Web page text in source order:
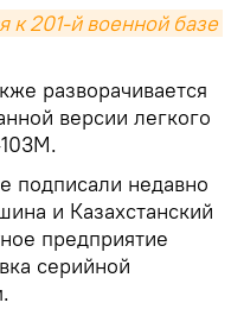
к 201-й военной базе
разворачивается
версии легкого
подписали недавно
и Казахстанский
предприятие
серийной